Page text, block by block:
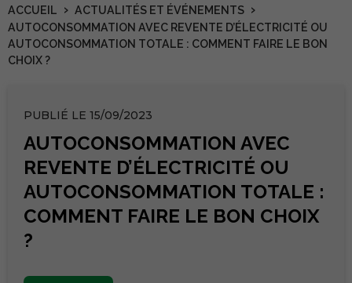
ACCUEIL › ACTUALITÉS ET ÉVÉNEMENTS ›
AUTOCONSOMMATION AVEC REVENTE D’ÉLECTRICITÉ OU
AUTOCONSOMMATION TOTALE : COMMENT FAIRE LE BON
CHOIX ?
PUBLIÉ LE 15/09/2023
AUTOCONSOMMATION AVEC
REVENTE D’ÉLECTRICITÉ OU
AUTOCONSOMMATION TOTALE :
COMMENT FAIRE LE BON CHOIX
?